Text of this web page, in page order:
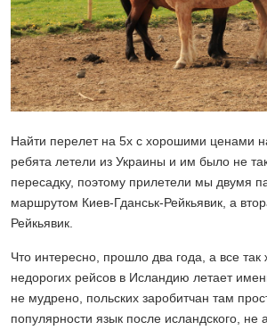
Найти перелет на 5х с хорошими ценами
ребята летели из Украины и им было не
пересадку, поэтому прилетели мы двумя
маршрутом Киев-Гданськ-Рейкьявик, а
Рейкьявик.
Что интересно, прошло два года, а все
недорогих рейсов в Исландию летает
не мудрено, польских заробитчан там
популярности язык после исландского, не